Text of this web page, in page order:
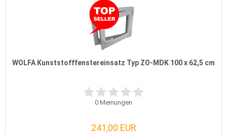
WOLFA Kunststofffenstereinsatz Typ ZO-MDK 100 x 62,5 cm
0 Meinungen
241,00 EUR